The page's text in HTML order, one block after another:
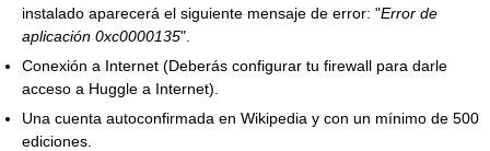
instalado aparecerá el siguiente mensaje de error: "Error de
aplicación 0xc0000135".
Conexión a Internet (Deberás configurar tu firewall para darle
acceso a Huggle a Internet).
Una cuenta autoconfirmada en Wikipedia y con un mínimo de 500
ediciones.